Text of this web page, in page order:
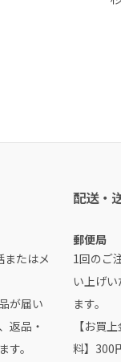
またはメ
が届い
返品・
す。
配送・
郵便局
1回のご
い上げ
ます。
【お買
料】300